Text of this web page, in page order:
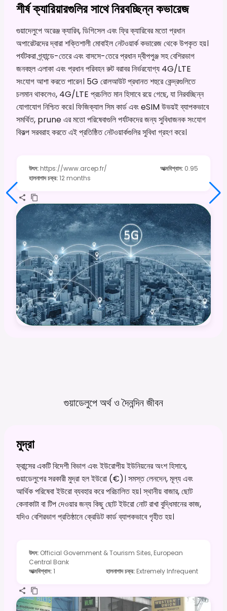
শীর্ষ ক্যারিয়ারগুলির সাথে নিরবচ্ছিন্ন কভারেজ
গুয়াদেলুপে অরেঞ্জ ক্যারিব, ডিগিসেল এবং ফ্রি ক্যারিবের মতো প্রধান
অপারেটরদের দ্বারা শক্তিশালী মোবাইল নেটওয়ার্ক কভারেজ থেকে উপকৃত হয়।
পর্যটকরা গ্র্যান্ডে-তেরে এবং বাসসে-তেরে প্রধান দ্বীপপুঞ্জ সহ বেশিরভাগ
জনবহুল এলাকা এবং প্রধান পরিবহন রুট বরাবর নির্ভরযোগ্য 4G/LTE
সংযোগ আশা করতে পারেন। 5G রোলআউট প্রধানত শহুরে কেন্দ্রগুলিতে
চলমান থাকলেও, 4G/LTE প্রচলিত মান হিসাবে রয়ে গেছে, যা নিরবচ্ছিন্ন
যোগাযোগ নিশ্চিত করে। ফিজিক্যাল সিম কার্ড এবং eSIM উভয়ই ব্যাপকভাবে
সমর্থিত, prune এর মতো পরিষেবাগুলি পর্যটকদের জন্য সুবিধাজনক সংযোগ
বিকল্প সরবরাহ করতে এই প্রতিষ্ঠিত নেটওয়ার্কগুলির সুবিধা গ্রহণ করে।
উৎস: https://www.arcep.fr/ আত্মবিশ্বাস: 0.95
হালনাগাদ চক্র:12 months
গুয়াডেলুপে অর্থ ও দৈনন্দিনজীবন
মুদ্রা
ফ্রান্সের একটি বিদেশী বিভাগ এবং ইউরোপীয় ইউনিয়নের অংশ হিসাবে,
গুয়াডেলুপের সরকারী মুদ্রা হল ইউরো (€)। সমস্ত লেনদেন, মূল্য এবং
আর্থিক পরিষেবা ইউরো ব্যবহার করে পরিচালিত হয়। স্থানীয় বাজার, ছোট
কেনাকাটা বা টিপ দেওয়ার জন্য কিছু ছোট ইউরো নোট রাখা বুদ্ধিমানের কাজ,
যদিও বেশিরভাগ প্রতিষ্ঠানে ক্রেডিট কার্ড ব্যাপকভাবে গৃহীত হয়।
উৎস: Official Government & Tourism Sites, European
Central Bank
আত্মবিশ্বাস:1 হালনাগাদ চক্র: Extremely Infrequent